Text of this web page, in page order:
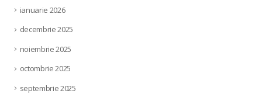
ianuarie 2026
decembrie 2025
noiembrie 2025
octombrie 2025
septembrie 2025